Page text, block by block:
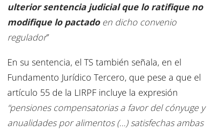
ulterior sentencia judicial que lo ratifique no
modifique lo pactadoen dicho convenio
regulador”
En su sentencia, el TS también señala, en el
Fundamento Jurídico Tercero, que pese a que el
artículo 55 de la LIRPF incluye la expresión
“pensiones compensatorias a favor del cónyuge y
anualidades por alimentos (…) satisfechas ambas